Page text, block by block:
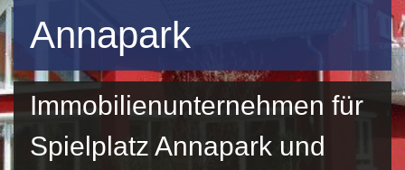
Annapark
Immobilienunternehmen für
Spielplatz Annapark und